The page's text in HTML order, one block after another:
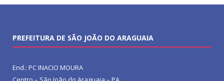
PREFEITURA DE SÃO JOÃO DO ARAGUAIA
End.: PC INACIO MOURA